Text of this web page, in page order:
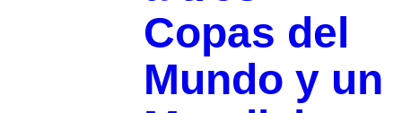
Copas del
Mundo y un